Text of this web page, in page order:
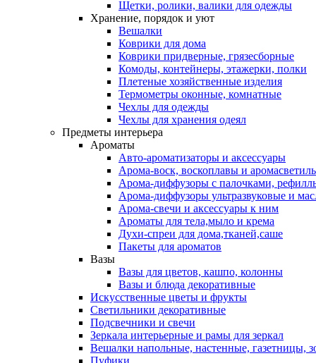
Щетки, ролики, валики для одежды
Хранение, порядок и уют
Вешалки
Коврики для дома
Коврики придверные, грязесборные
Комоды, контейнеры, этажерки, полки
Плетеные хозяйственные изделия
Термометры оконные, комнатные
Чехлы для одежды
Чехлы для хранения одеял
Предметы интерьера
Ароматы
Авто-ароматизаторы и аксессуары
Арома-воск, воскоплавы и
Арома-диффузоры с палочками,
Арома-диффузоры ультразвуковые и
Арома-свечи и аксессуары к ним
Ароматы для тела,мыло и крема
Духи-спреи для дома,тканей,саше
Пакеты для ароматов
Вазы
Вазы для цветов, кашпо, колонны
Вазы и блюда декоративные
Искусственные цветы и фрукты
Светильники декоративные
Подсвечники и свечи
Зеркала интерьерные и рамы для зеркал
Вешалки напольные, настенные, газетницы,
Пуфики